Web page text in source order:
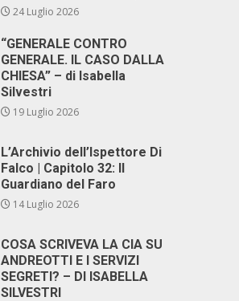
24 Luglio 2026
“GENERALE CONTRO
GENERALE. IL CASO DALLA
CHIESA” – di Isabella
Silvestri
19 Luglio 2026
L’Archivio dell’Ispettore Di
Falco | Capitolo 32: Il
Guardiano del Faro
14 Luglio 2026
COSA SCRIVEVA LA CIA SU
ANDREOTTI E I SERVIZI
SEGRETI? – DI ISABELLA
SILVESTRI